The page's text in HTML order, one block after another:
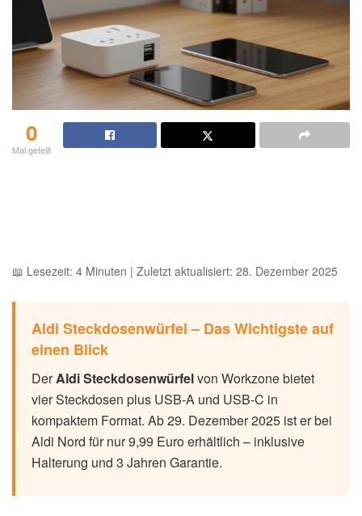
0
Mal geteilt
📖 Lesezeit: 4 Minuten | Zuletzt aktualisiert: 28. Dezember 2025
Aldi Steckdosenwürfel – Das Wichtigste auf
einen Blick
DerAldi Steckdosenwürfelvon Workzone bietet
vier Steckdosen plus USB-A und USB-C in
kompaktem Format. Ab 29. Dezember 2025 ist er bei
Aldi Nord für nur 9,99 Euro erhältlich – inklusive
Halterung und 3 Jahren Garantie.